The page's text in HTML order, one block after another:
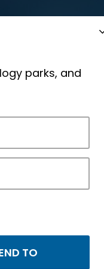
parks, and